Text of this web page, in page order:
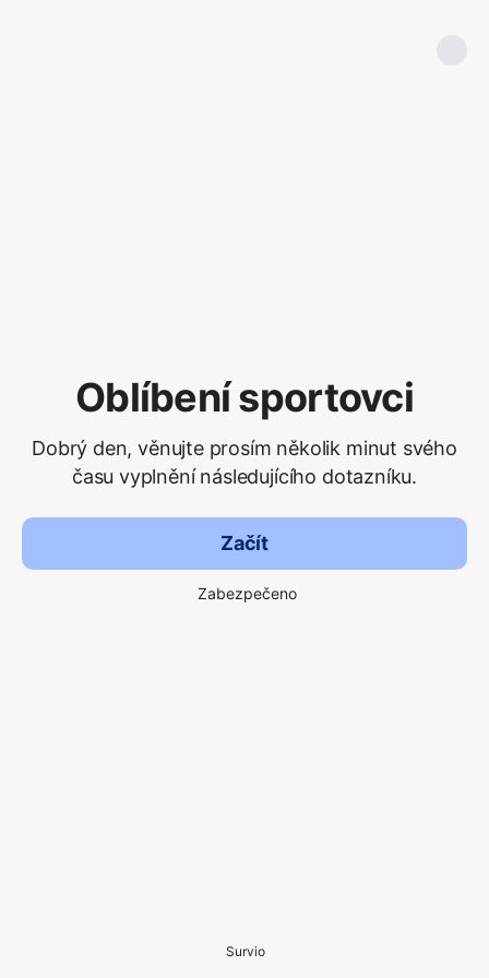
Oblíbení sportovci
Dobrý den, věnujte prosím několik minut svého
času vyplnění následujícího dotazníku.
Začít
Zabezpečeno
Survio